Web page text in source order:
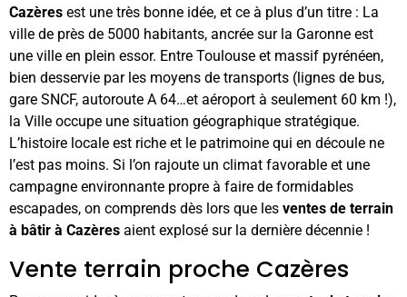
Cazères est une très bonne idée, et ce à plus d’un titre : La
ville de près de 5000 habitants, ancrée sur la Garonne est
une ville en plein essor. Entre Toulouse et massif pyrénéen,
bien desservie par les moyens de transports (lignes de bus,
gare SNCF, autoroute A 64…et aéroport à seulement 60 km !),
la Ville occupe une situation géographique stratégique.
L’histoire locale est riche et le patrimoine qui en découle ne
l’est pas moins. Si l’on rajoute un climat favorable et une
campagne environnante propre à faire de formidables
escapades, on comprends dès lors que les ventes de terrain
à bâtir à Cazères aient explosé sur la dernière décennie !
Vente terrain proche Cazères